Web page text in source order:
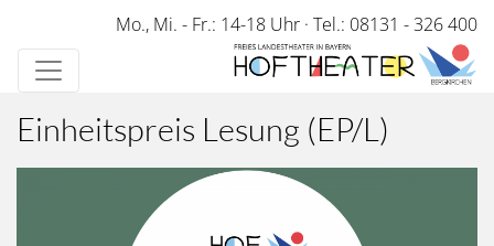
Direkt
zum
Inhalt
Mo., Mi. - Fr.: 14-18 Uhr · Tel.: 08131 - 326 400
Einheitspreis Lesung (EP/L)